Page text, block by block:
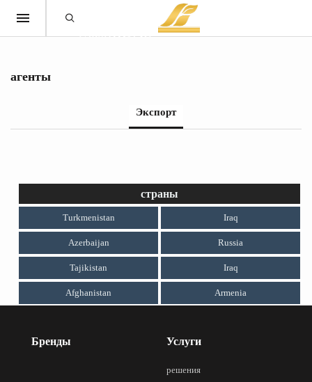
агенты
Экспорт
страны
Iraq
Turkmenistan
Russia
Azerbaijan
Iraq
Tajikistan
Armenia
Afghanistan
Бренды Услуги
решения